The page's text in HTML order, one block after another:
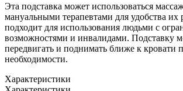
Эта подставка может использоваться
мануальными терапевтами для удобства
подходит для использования людьми с
возможностями и инвалидами. Подставку
передвигать и поднимать ближе к кровати
необходимости.
Характеристики